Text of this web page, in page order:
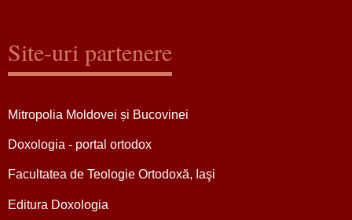
Site-uri partenere
Mitropolia Moldovei și Bucovinei
Doxologia - portal ortodox
Facultatea de Teologie Ortodoxă, Iaşi
Editura Doxologia